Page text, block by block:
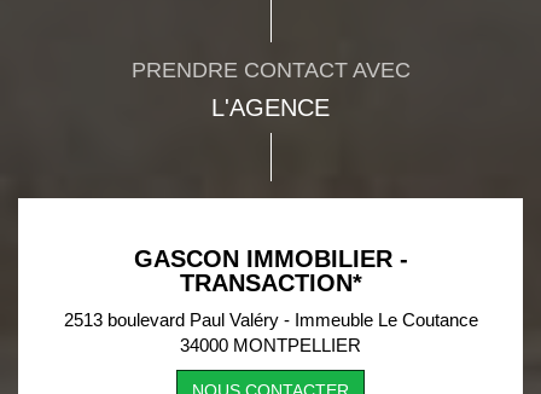
PRENDRE CONTACT AVEC
L'AGENCE
GASCON IMMOBILIER -
TRANSACTION*
2513 boulevard Paul Valéry - Immeuble Le Coutance
34000 MONTPELLIER